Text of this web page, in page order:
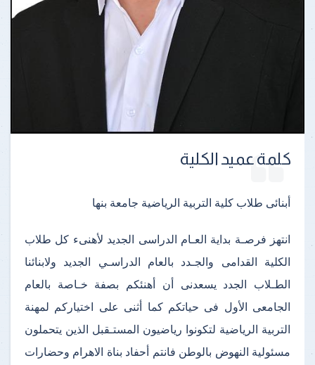
كلمة عميد الكلية
أبنائى طلاب كلية التربية الرياضية جامعة بنها
انتهز فرصـة بداية العـام الدراسى الجديد لأهنىء كل طلاب
الكلية القدامى والجـدد بالعام الدراسـي الجديد ولابنائنا
الطـلاب الجدد يسعدنى أن أهنئكم بصفة خـاصة بالعام
الجامعى الأول فى حياتكم كما أثنى على اختياركم لمهنة
التربية الرياضية لتكونوا رياضيون المستـقبل الذين يتحملون
مسئولية النهوض بالوطن فانتم أحفاد بناة الاهرام وحضارات